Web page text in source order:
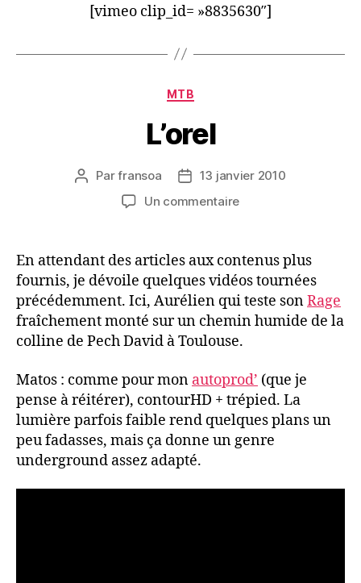
[vimeo clip_id= »8835630″]
Catégories
MTB
L’orel
Auteur
Parfransoa
Date13 janvier 2010
Un commentairesur
En attendant des articles aux contenus plus
fournis, je dévoile quelques vidéos tournées
précédemment. Ici, Aurélien qui teste sonRage
fraîchement monté sur un chemin humide de la
colline de Pech David à Toulouse.
Matos : comme pour mon autoprod’ (que je
pense à réitérer), contourHD + trépied. La
lumière parfois faible rend quelques plans un
peu fadasses, mais ça donne un genre
underground assez adapté.